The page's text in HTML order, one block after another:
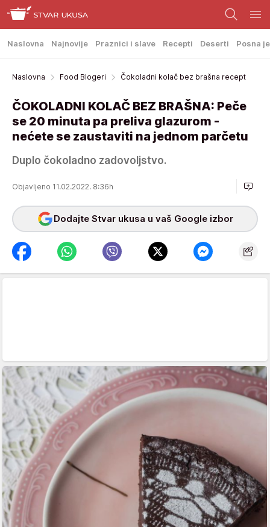
Naslovna Najnovije Praznici i slave Recepti Deserti Posna
Naslovna Food Blogeri Čokoladni kolač bez brašna recept
ČOKOLADNI KOLAČ BEZ BRAŠNA: Peče
se 20 minuta pa preliva glazurom -
nećete se zaustaviti na jednom parčetu
Duplo čokoladno zadovoljstvo.
Objavljeno 11.02.2022. 8:36h
Dodajte Stvar ukusa u vaš Google izbor